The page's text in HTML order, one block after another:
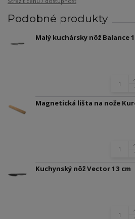
Podobné produkty
Malý kuchársky nôž Balance
Magnetická lišta na nože
Kuchynský nôž Vector 13 cm